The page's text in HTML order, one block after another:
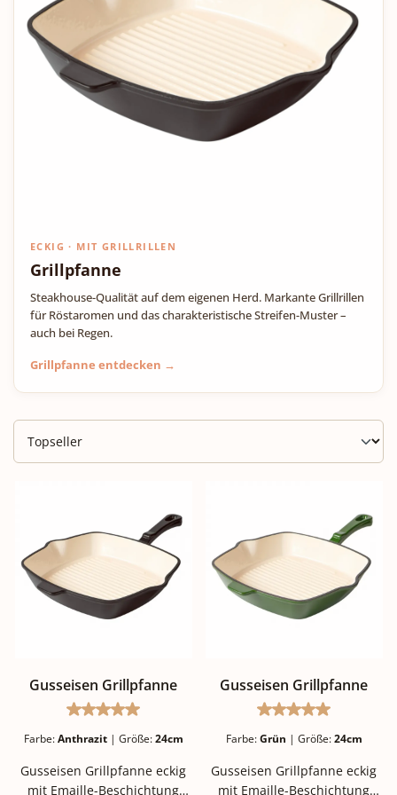
ECKIG · MIT GRILLRILLEN
Grillpfanne
Steakhouse-Qualität auf dem eigenen Herd. Markante Grillrillen
für Röstaromen und das charakteristische Streifen-Muster –
auch bei Regen.
Grillpfanne entdecken →
Gusseisen Grillpfanne
Durchschnittliche Bewertung von 5 von 5
Farbe:Anthrazit | Größe:24cm
Gusseisen Grillpfanne eckig
mit Emaille-Beschichtung
Gusseisen Grillpfanne
Farbe:Grün | Größe:24cm
Gusseisen Grillpfanne eckig
mit Emaille-Beschichtung